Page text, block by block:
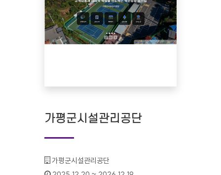
가평군시설관리공단
기관명 :
가평군시설관리공단